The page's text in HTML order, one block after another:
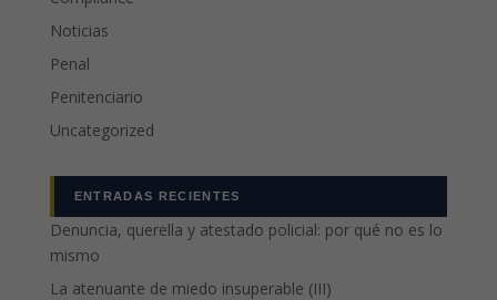
Noticias
Penal
Penitenciario
Uncategorized
ENTRADAS RECIENTES
Denuncia, querella y atestado policial: por qué no es lo
mismo
La atenuante de miedo insuperable (III)